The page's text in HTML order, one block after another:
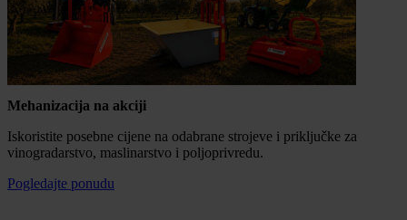
Mehanizacija na akciji
Iskoristite posebne cijene na odabrane strojeve i priključke za
vinogradarstvo, maslinarstvo i poljoprivredu.
Pogledajte ponudu